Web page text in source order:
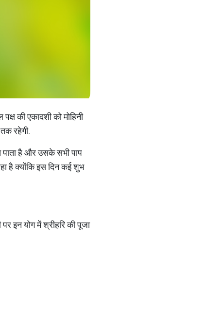
की एकादशी को मोहिनी
रहेगी.
पाता है और उसके सभी पाप
है क्योंकि इस दिन कई शुभ
इन योग में श्रीहरि की पूजा